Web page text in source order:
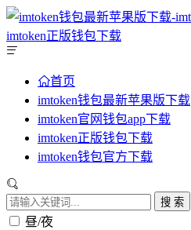
首页
imtoken钱包最新苹果版下载
imtoken官网钱包app下载
imtoken正版钱包下载
imtoken钱包官方下载
搜 索
昼/夜